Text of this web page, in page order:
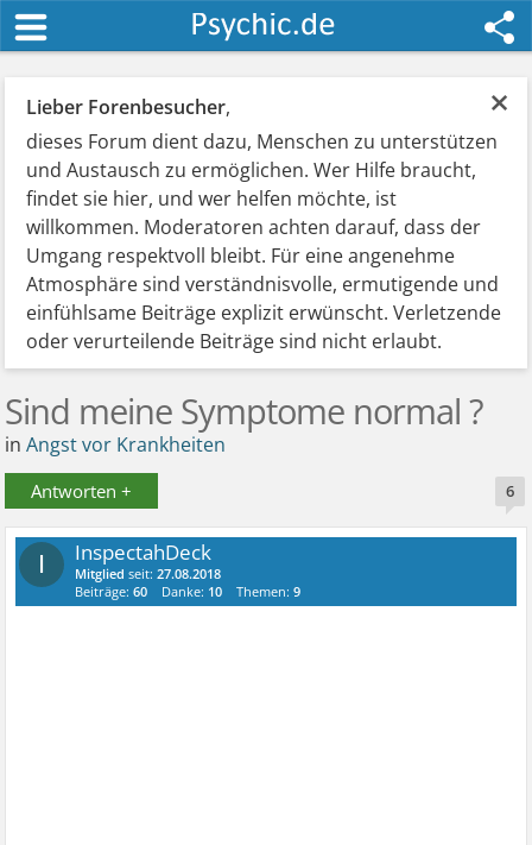
×
Lieber Forenbesucher,
dieses Forum dient dazu, Menschen zu unterstützen
und Austausch zu ermöglichen. Wer Hilfe braucht,
findet sie hier, und wer helfen möchte, ist
willkommen. Moderatoren achten darauf, dass der
Umgang respektvoll bleibt. Für eine angenehme
Atmosphäre sind verständnisvolle, ermutigende und
einfühlsame Beiträge explizit erwünscht. Verletzende
oder verurteilende Beiträge sind nicht erlaubt.
Sind meine Symptome normal ?
inAngst vor Krankheiten
Antworten + 6
I InspectahDeck
Mitglied seit:27.08.2018
Beiträge:60 Danke: 10 Themen:9